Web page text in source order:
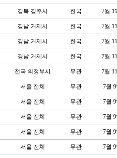
경북 경주시 한국 7월
경남 거제시 한국 7월
경남 거제시 한국 7월
경남 거제시 한국 7월
전국 의정부시 무관 7월
서울 전체 무관 7월 9
서울 전체 무관 7월 9
서울 전체 무관 7월 9
서울 전체 무관 7월 9
서울 전체 무관 7월 9